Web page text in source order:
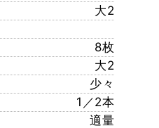
大2
8枚
大2
少々
1／2本
適量